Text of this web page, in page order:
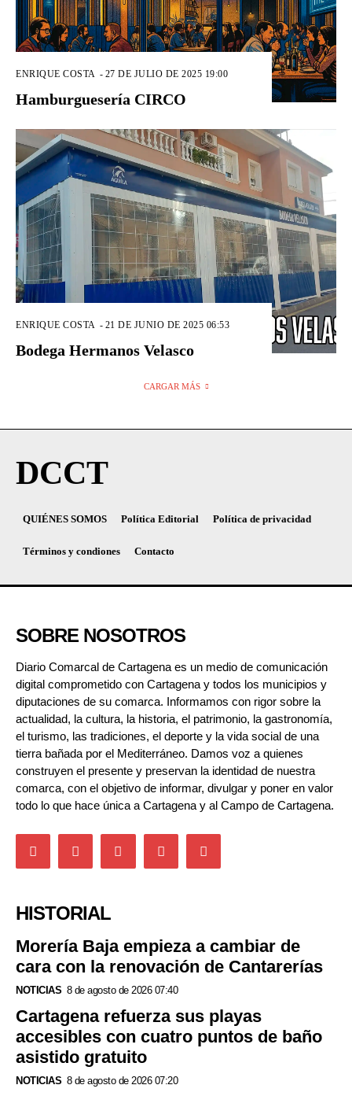
ENRIQUE COSTA - 27 DE JULIO DE 2025 19:00
Hamburguesería CIRCO
ENRIQUE COSTA - 21 DE JUNIO DE 2025 06:53
Bodega Hermanos Velasco
CARGAR MÁS
DCCT
QUIÉNES SOMOS Política Editorial Política de privacidad
Términos y condiones Contacto
SOBRE NOSOTROS
Diario Comarcal de Cartagena es un medio de comunicación
digital comprometido con Cartagena y todos los municipios y
diputaciones de su comarca. Informamos con rigor sobre la
actualidad, la cultura, la historia, el patrimonio, la gastronomía,
el turismo, las tradiciones, el deporte y la vida social de una
tierra bañada por el Mediterráneo. Damos voz a quienes
construyen el presente y preservan la identidad de nuestra
comarca, con el objetivo de informar, divulgar y poner en valor
todo lo que hace única a Cartagena y al Campo de Cartagena.
HISTORIAL
Morería Baja empieza a cambiar de
cara con la renovación de Cantarerías
NOTICIAS 8 de agosto de 2026 07:40
Cartagena refuerza sus playas
accesibles con cuatro puntos de baño
asistido gratuito
NOTICIAS 8 de agosto de 2026 07:20